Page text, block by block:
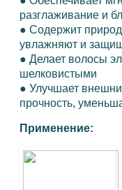
разглаживание и
● Содержит
увлажняют и
● Делает волосы
шелковистыми
● Улучшает
прочность,
Применение: